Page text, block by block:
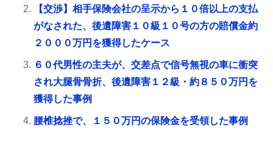
【交渉】相手保険会社の呈示から１０倍以上の支払
がなされた、後遺障害１０級１０号の方の賠償金約
２０００万円を獲得したケース
６０代男性の主夫が、交差点で信号無視の車に衝突
され大腿骨骨折、後遺障害１２級・約８５０万円を
獲得した事例
腰椎捻挫で、１５０万円の保険金を受領した事例